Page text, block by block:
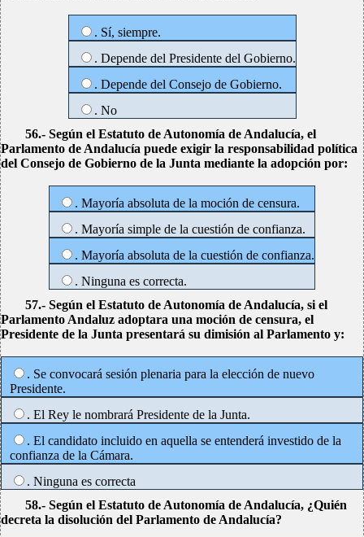
. Sí, siempre.
. Depende del Presidente del Gobierno.
. Depende del Consejo de Gobierno.
. No
56.- Según el Estatuto de Autonomía de Andalucía, el
Parlamento de Andalucía puede exigir la responsabilidad política
del Consejo de Gobierno de la Junta mediante la adopción por:
. Mayoría absoluta de la moción de censura.
. Mayoría simple de la cuestión de confianza.
. Mayoría absoluta de la cuestión de confianza.
. Ninguna es correcta.
57.- Según el Estatuto de Autonomía de Andalucía, si el
Parlamento Andaluz adoptara una moción de censura, el
Presidente de la Junta presentará su dimisión al Parlamento y:
. Se convocará sesión plenaria para la elección de nuevo
Presidente.
. El Rey le nombrará Presidente de la Junta.
. El candidato incluido en aquella se entenderá investido de la
confianza de la Cámara.
. Ninguna es correcta
58.- Según el Estatuto de Autonomía de Andalucía, ¿Quién
decreta la disolución del Parlamento de Andalucía?